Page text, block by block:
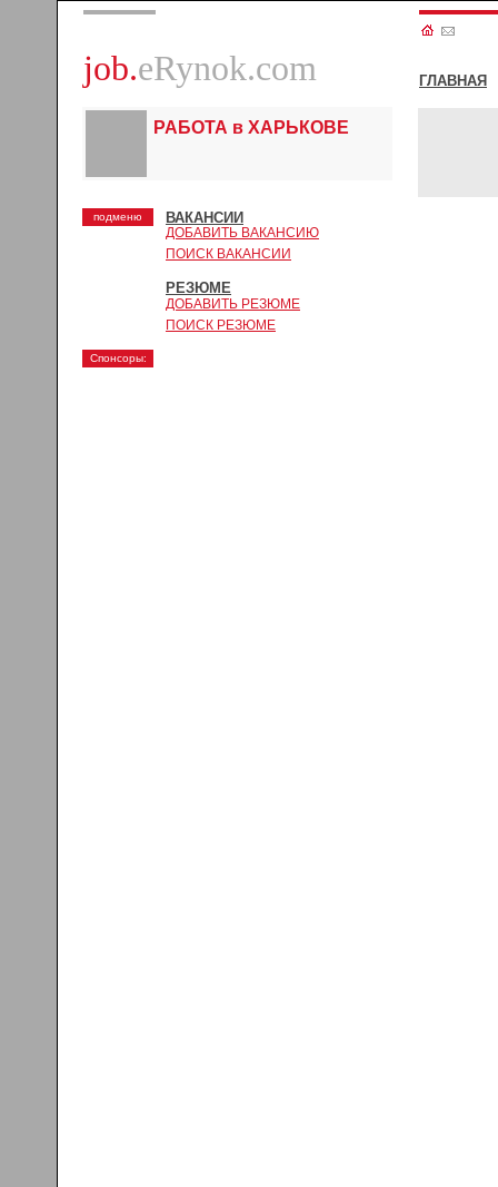
job.eRynok.com ГЛАВНАЯ
РАБОТА в ХАРЬКОВЕ
подменю ВАКАНСИИ
ДОБАВИТЬ ВАКАНСИЮ
ПОИСК ВАКАНСИИ
РЕЗЮМЕ
ДОБАВИТЬ РЕЗЮМЕ
ПОИСК РЕЗЮМЕ
Спонсоры: